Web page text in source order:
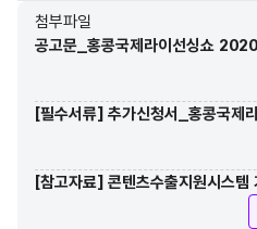
첨부파일
공고문_홍콩국제라이선싱쇼
[필수서류] 추가신청서_홍콩국
[참고자료] 콘텐츠수출지원시스